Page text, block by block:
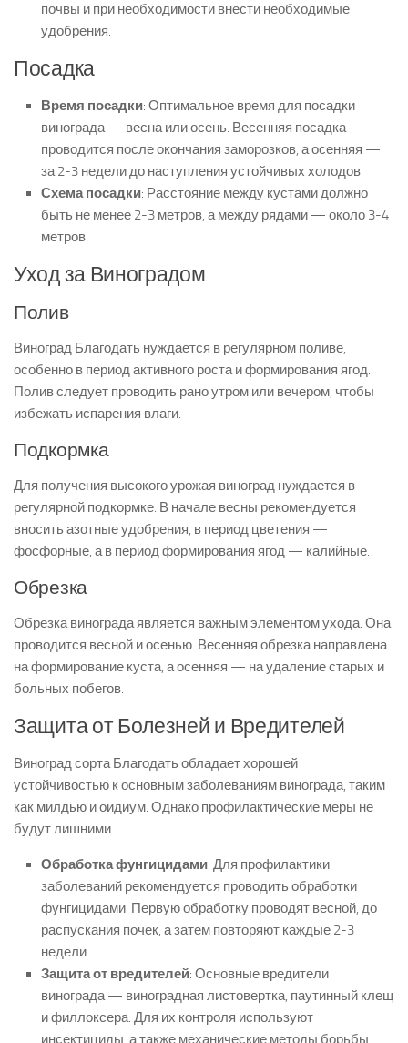
почвы и при необходимости внести необходимые
удобрения.
Посадка
Время посадки: Оптимальное время для посадки
винограда — весна или осень. Весенняя посадка
проводится после окончания заморозков, а осенняя —
за 2-3 недели до наступления устойчивых холодов.
Схема посадки: Расстояние между кустами должно
быть не менее 2-3 метров, а между рядами — около 3-4
метров.
Уход за Виноградом
Полив
Виноград Благодать нуждается в регулярном поливе,
особенно в период активного роста и формирования ягод.
Полив следует проводить рано утром или вечером, чтобы
избежать испарения влаги.
Подкормка
Для получения высокого урожая виноград нуждается в
регулярной подкормке. В начале весны рекомендуется
вносить азотные удобрения, в период цветения —
фосфорные, а в период формирования ягод — калийные.
Обрезка
Обрезка винограда является важным элементом ухода. Она
проводится весной и осенью. Весенняя обрезка направлена
на формирование куста, а осенняя — на удаление старых и
больных побегов.
Защита от Болезней и Вредителей
Виноград сорта Благодать обладает хорошей
устойчивостью к основным заболеваниям винограда, таким
как милдью и оидиум. Однако профилактические меры не
будут лишними.
Обработка фунгицидами: Для профилактики
заболеваний рекомендуется проводить обработки
фунгицидами. Первую обработку проводят весной, до
распускания почек, а затем повторяют каждые 2-3
недели.
Защита от вредителей: Основные вредители
винограда — виноградная листовертка, паутинный клещ
и филлоксера. Для их контроля используют
инсектициды, а также механические методы борьбы